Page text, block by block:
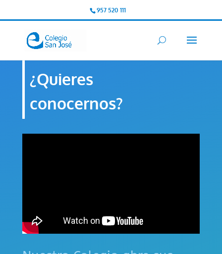
957 520 111
¿Quieres
conocernos?